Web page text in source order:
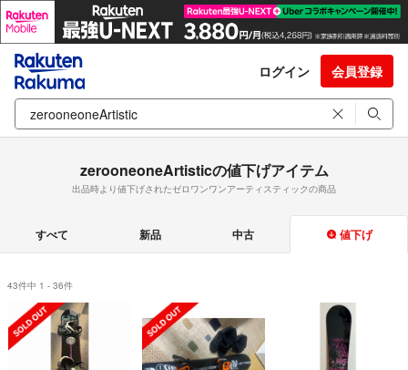
ログイン 会員登録
zerooneoneArtisticの値下げアイテム
出品時より値下げされたゼロワンワンアーティスティックの商品
すべて 新品 中古 値下げ
43件中 1 - 36件